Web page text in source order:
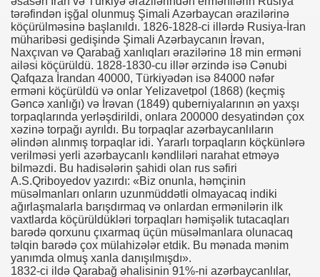
tərəfindən işğal olunmuş Şimali Azərbaycan ərazilərinə
köçürülməsinə başlanıldı. 1826-1828-ci illərdə Rusiya-İran
müharibəsi gedişində Şimali Azərbaycanın İrəvan,
Naxçıvan və Qarabağ xanlıqları ərazilərinə 18 min erməni
ailəsi köçürüldü. 1828-1830-cu illər ərzində isə Cənubi
Qafqaza İrandan 40000, Türkiyədən isə 84000 nəfər
erməni köçürüldü və onlar Yelizavetpol (1868) (keçmiş
Gəncə xanlığı) və İrəvan (1849) quberniyalarının ən yaxşı
torpaqlarında yerləşdirildi, onlara 200000 desyatindən çox
xəzinə torpağı ayrıldı. Bu torpaqlar azərbaycanlıların
əlindən alınmış torpaqlar idi. Yararlı torpaqların köçkünlərə
verilməsi yerli azərbaycanlı kəndliləri narahat etməyə
bilməzdi. Bu hadisələrin şahidi olan rus səfiri
A.S.Qriboyedov yazırdı: «Biz onunla, həmçinin
müsəlmanları onların uzunmüddətli olmayacaq indiki
ağırlaşmalarla barışdırmaq və onlardan ermənilərin ilk
vaxtlarda köçürüldükləri torpaqları həmişəlik tutacaqları
barədə qorxunu çıxarmaq üçün müsəlmanlara olunacaq
təlqin barədə çox mülahizələr etdik. Bu mənada mənim
yanımda olmuş xanla danışılmışdı».
1832-ci ildə Qarabağ əhalisinin 91%-ni azərbaycanlılar,